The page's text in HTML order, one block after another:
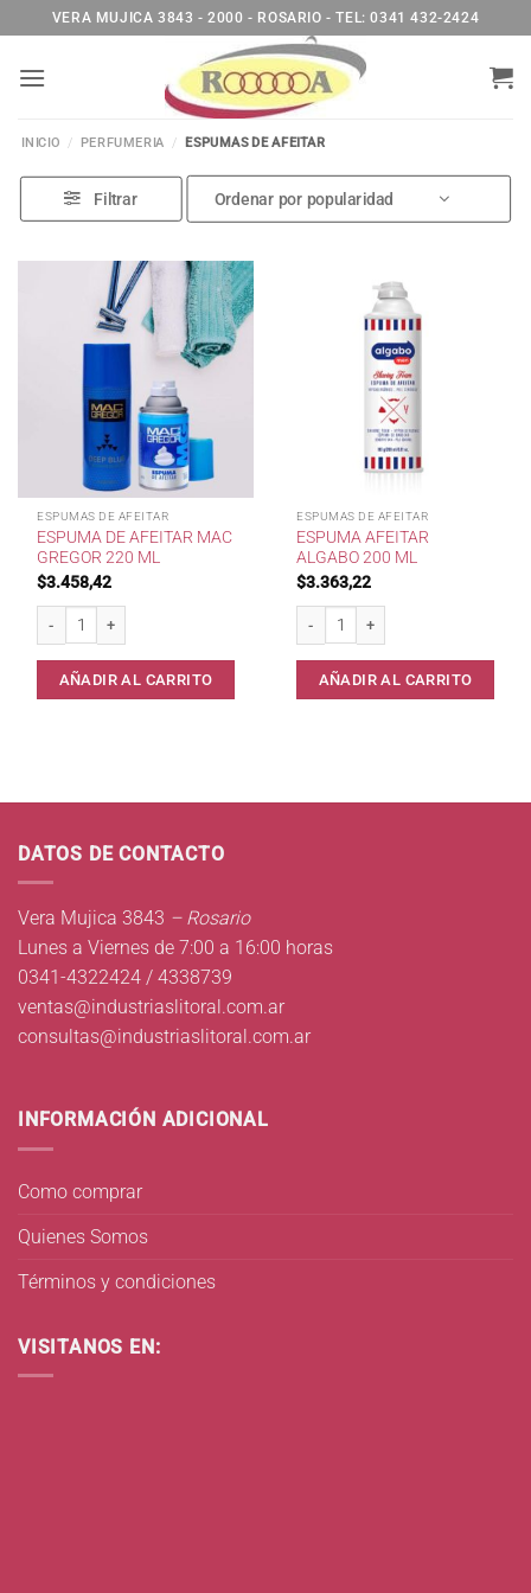
al
contenido
VERA MUJICA 3843 - 2000 - ROSARIO - TEL: 0341 432-2424
INICIO / PERFUMERIA / ESPUMAS DE AFEITAR
Filtrar
ESPUMAS DE AFEITAR
ESPUMA DE AFEITAR MAC
GREGOR 220 ML
$3.458,42
Espuma de Afeitar Mac Gregor 220 ml cantidad
AÑADIR AL CARRITO
ESPUMAS DE AFEITAR
ESPUMA AFEITAR
ALGABO 200 ML
$3.363,22
Espuma Afeitar Algabo 200 ml
AÑADIR AL CARRITO
DATOS DE CONTACTO
Vera Mujica 3843 – Rosario
Lunes a Viernes de 7:00 a 16:00 horas
0341-4322424 / 4338739
ventas@industriaslitoral.com.ar
consultas@industriaslitoral.com.ar
INFORMACIÓN ADICIONAL
Como comprar
Quienes Somos
Términos y condiciones
VISITANOS EN: